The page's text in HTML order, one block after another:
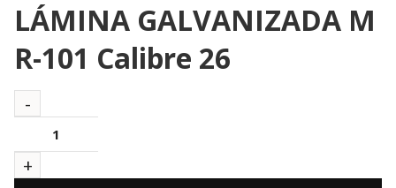
LÁMINA GALVANIZADA M
R-101 Calibre 26